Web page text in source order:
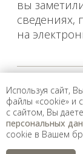
Используя сайт,
файлы «cookie» и
с сайтом, Вы
персональных
cookie в Вашем